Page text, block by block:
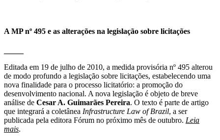
A MP nº 495 e as alterações na legislação sobre licitações
Editada em 19 de julho de 2010, a medida provisória nº 495 alterou
de modo profundo a legislação sobre licitações, estabelecendo uma
nova finalidade para o processo licitatório: a promoção do
desenvolvimento nacional. A nova legislação é objeto de breve
análise de Cesar A. Guimarães Pereira. O texto é parte de artigo
que integrará a coletânea Infrastructure Law of Brazil, a ser
publicada pela editora Fórum no próximo mês de outubro. Leia
mais.